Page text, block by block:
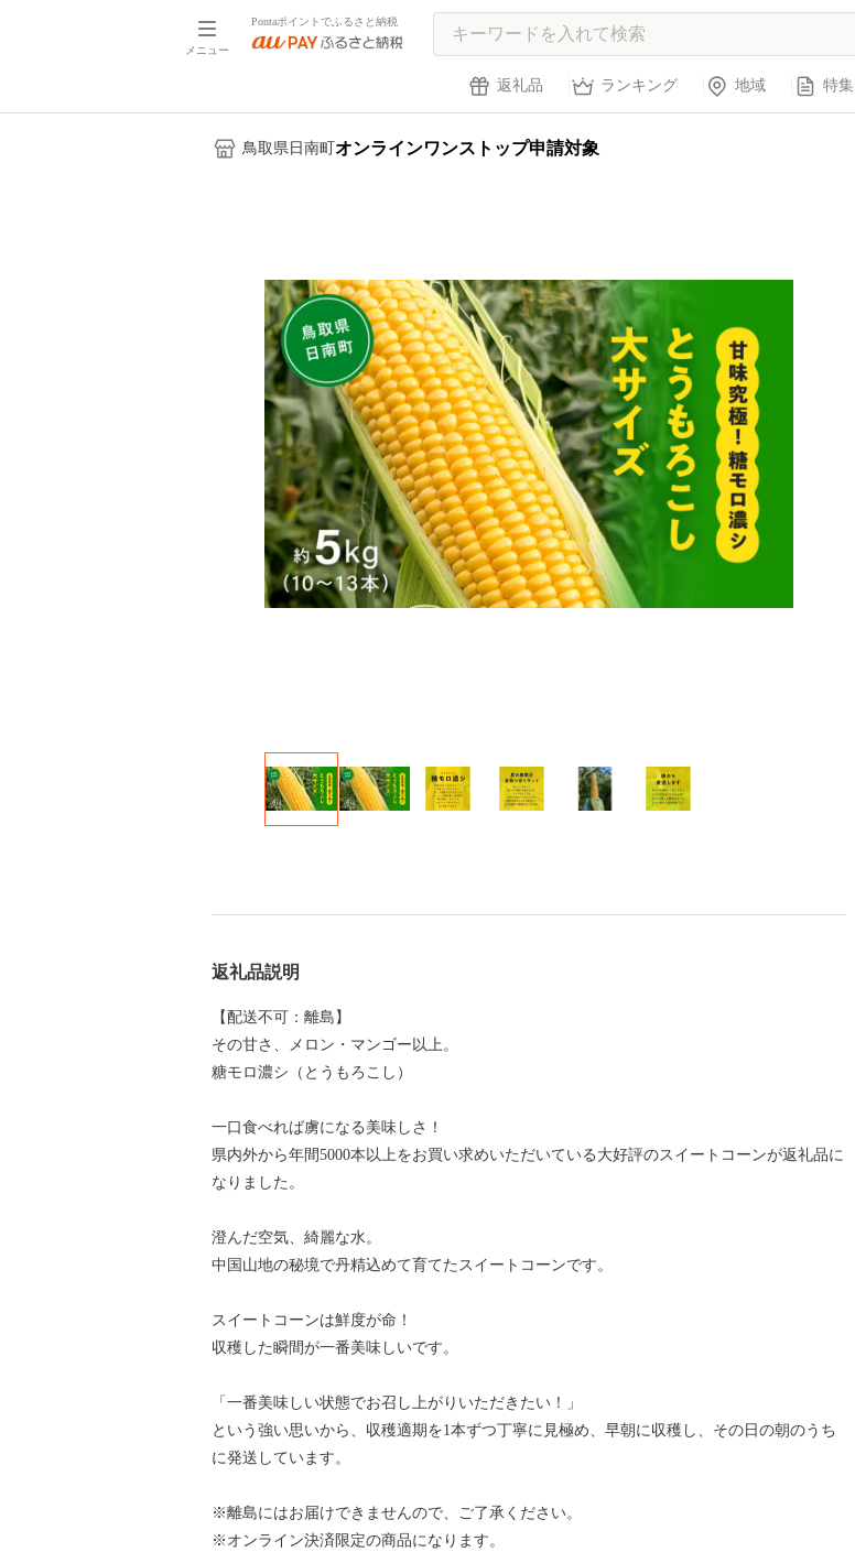
メニュー
Pontaポイントでふるさと納税
返礼品 ランキング 地域 特集
鳥取県日南町 オンラインワンストップ申請対象
返礼品説明
【配送不可：離島】
その甘さ、メロン・マンゴー以上。
糖モロ濃シ（とうもろこし）
一口食べれば虜になる美味しさ！
県内外から年間5000本以上をお買い求めいただいている大好評のスイートコーンが返礼品に
なりました。
澄んだ空気、綺麗な水。
中国山地の秘境で丹精込めて育てたスイートコーンです。
スイートコーンは鮮度が命！
収穫した瞬間が一番美味しいです。
「一番美味しい状態でお召し上がりいただきたい！」
という強い思いから、収穫適期を1本ずつ丁寧に見極め、早朝に収穫し、その日の朝のうち
に発送しています。
※離島にはお届けできませんので、ご了承ください。
※オンライン決済限定の商品になります。